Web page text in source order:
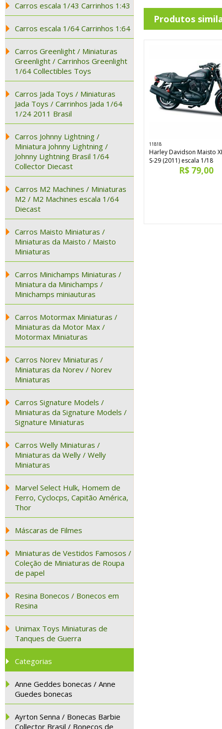
Carros escala 1/43 Carrinhos 1:43
Carros escala 1/64 Carrinhos 1:64
Carros Greenlight / Miniaturas
Greenlight / Carrinhos Greenlight
1/64 Collectibles Toys
Carros Jada Toys / Miniaturas
Jada Toys / Carrinhos Jada 1/64
1/24 2011 Brasil
Carros Johnny Lightning /
Miniatura Johnny Lightning /
Johnny Lightning Brasil 1/64
Collector Diecast
Carros M2 Machines / Miniaturas
M2 / M2 Machines escala 1/64
Diecast
Carros Maisto Miniaturas /
Miniaturas da Maisto / Maisto
Miniaturas
Carros Minichamps Miniaturas /
Miniatura da Minichamps /
Minichamps miniauturas
Carros Motormax Miniaturas /
Miniaturas da Motor Max /
Motormax Miniaturas
Carros Norev Miniaturas /
Miniaturas da Norev / Norev
Miniaturas
Carros Signature Models /
Miniaturas da Signature Models /
Signature Miniaturas
Carros Welly Miniaturas /
Miniaturas da Welly / Welly
Miniaturas
Marvel Select Hulk, Homem de
Ferro, Cyclocps, Capitão América,
Thor
Máscaras de Filmes
Miniaturas de Vestidos Famosos /
Coleção de Miniaturas de Roupa
de papel
Resina Bonecos / Bonecos em
Resina
Unimax Toys Miniaturas de
Tanques de Guerra
Categorias
Anne Geddes bonecas / Anne
Guedes bonecas
Ayrton Senna / Bonecas Barbie
Collector Brasil / Bonecos de
Produtos
11818
Harley Davidson Maisto
S-29 (2011) escala 1/18
R$ 79,00